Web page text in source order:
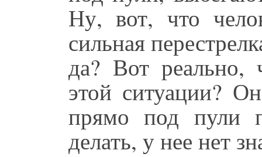
Ну, вот, что
сильная
да? Вот реально,
этой ситуации?
прямо под пули
делать, у нее нет